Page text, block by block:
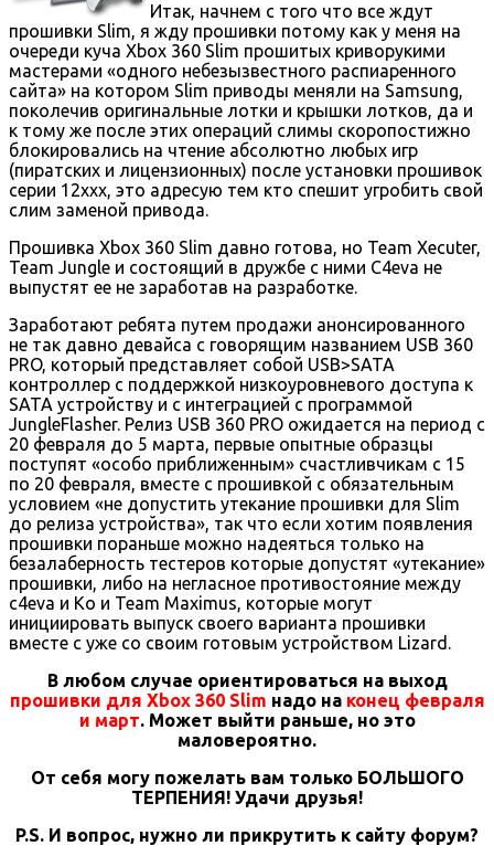
Итак, начнем с того что все ждут
прошивки Slim, я жду прошивки потому как у меня на
очереди куча Xbox 360 Slim прошитых криворукими
мастерами «одного небезызвестного распиаренного
сайта» на котором Slim приводы меняли на Samsung,
поколечив оригинальные лотки и крышки лотков, да и
к тому же после этих операций слимы скоропостижно
блокировались на чтение абсолютно любых игр
(пиратских и лицензионных) после установки прошивок
серии 12ххх, это адресую тем кто спешит угробить свой
слим заменой привода.
Прошивка Xbox 360 Slim давно готова, но Team Xecuter,
Team Jungle и состоящий в дружбе с ними C4eva не
выпустят ее не заработав на разработке.
Заработают ребята путем продажи анонсированного
не так давно девайса с говорящим названием USB 360
PRO, который представляет собой USB>SATA
контроллер с поддержкой низкоуровневого доступа к
SATA устройству и с интеграцией с программой
JungleFlasher. Релиз USB 360 PRO ожидается на период с
20 февраля до 5 марта, первые опытные образцы
поступят «особо приближенным» счастливчикам с 15
по 20 февраля, вместе с прошивкой с обязательным
условием «не допустить утекание прошивки для Slim
до релиза устройства», так что если хотим появления
прошивки пораньше можно надеяться только на
безалаберность тестеров которые допустят «утекание»
прошивки, либо на негласное противостояние между
c4eva и Ko и Team Maximus, которые могут
инициировать выпуск своего варианта прошивки
вместе с уже со своим готовым устройством Lizard.
В любом случае ориентироваться на выход
прошивки для Xbox 360 Slim надо на конец февраля
и март. Может выйти раньше, но это
маловероятно.
От себя могу пожелать вам только БОЛЬШОГО
ТЕРПЕНИЯ! Удачи друзья!
P.S. И вопрос, нужно ли прикрутить к сайту форум?